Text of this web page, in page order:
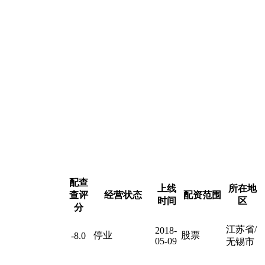
配查
查评
分
经营状态
上线
时间
配资范围
所在地
区
-8.0 停业
2018-
05-09
股票
江苏省/
无锡市